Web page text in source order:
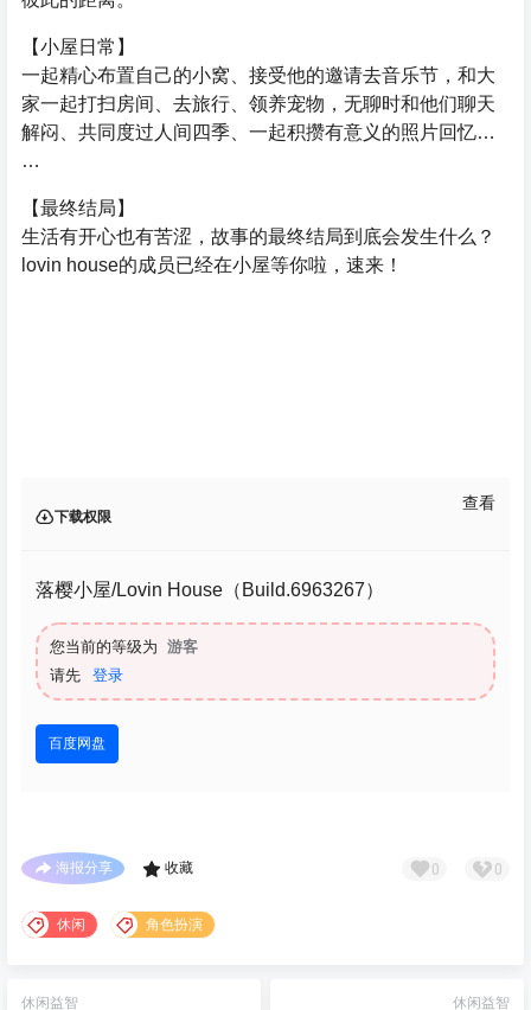
【小屋日常】
一起精心布置自己的小窝、接受他的邀请去音乐节，和大
家一起打扫房间、去旅行、领养宠物，无聊时和他们聊天
解闷、共同度过人间四季、一起积攒有意义的照片回忆…
…
【最终结局】
生活有开心也有苦涩，故事的最终结局到底会发生什么？
lovin house的成员已经在小屋等你啦，速来！
下载权限
查看
落樱小屋/Lovin House（Build.6963267）
您当前的等级为 游客
请先
登录
百度网盘
海报分享 收藏 0 0
休闲 角色扮演
休闲益智 休闲益智